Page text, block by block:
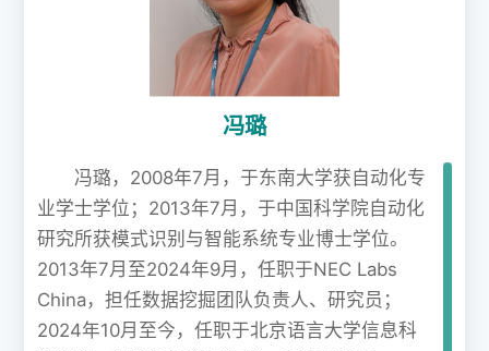
冯璐
冯璐，2008年7月，于东南大学获自动化专
业学士学位；2013年7月，于中国科学院自动化
研究所获模式识别与智能系统专业博士学位。
2013年7月至2024年9月，任职于NEC Labs
China，担任数据挖掘团队负责人、研究员；
2024年10月至今，任职于北京语言大学信息科